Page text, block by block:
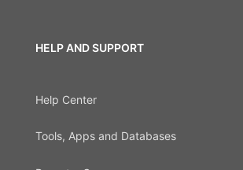
HELP AND SUPPORT
Help Center
Tools, Apps and Databases